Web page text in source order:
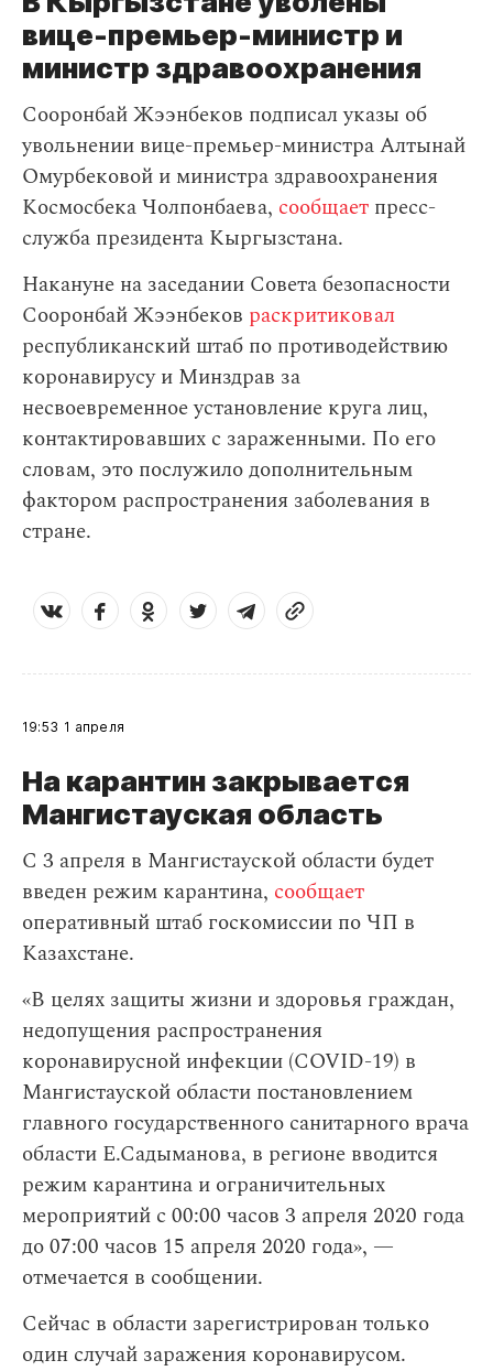
вице-премьер-министр и
министр здравоохранения
Сооронбай Жээнбеков подписал указы об
увольнении вице-премьер-министра Алтынай
Омурбековой и министра здравоохранения
Космосбека Чолпонбаева, сообщает пресс-
служба президента Кыргызстана.
Накануне на заседании Совета безопасности
Сооронбай Жээнбеков раскритиковал
республиканский штаб по противодействию
коронавирусу и Минздрав за
несвоевременное установление круга лиц,
контактировавших с зараженными. По его
словам, это послужило дополнительным
фактором распространения заболевания в
стране.
19:53 1 апреля
На карантин закрывается
Мангистауская область
С 3 апреля в Мангистауской области будет
введен режим карантина, сообщает
оперативный штаб госкомиссии по ЧП в
Казахстане.
«В целях защиты жизни и здоровья граждан,
недопущения распространения
коронавирусной инфекции (COVID-19) в
Мангистауской области постановлением
главного государственного санитарного врача
области Е.Садыманова, в регионе вводится
режим карантина и ограничительных
мероприятий с 00:00 часов 3 апреля 2020 года
до 07:00 часов 15 апреля 2020 года», —
отмечается в сообщении.
Сейчас в области зарегистрирован только
один случай заражения коронавирусом.